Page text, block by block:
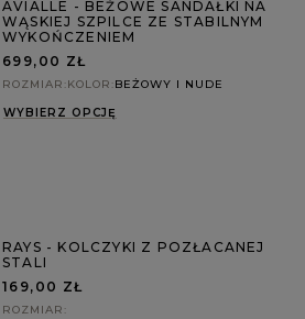
AVIALLE - BEŻOWE SANDAŁKI NA
WĄSKIEJ SZPILCE ZE STABILNYM
WYKOŃCZENIEM
699,00 ZŁ
ROZMIAR KOLOR BEŻOWY I NUDE
WYBIERZ OPCJĘ
RAYS - KOLCZYKI Z POZŁACANEJ
STALI
169,00 ZŁ
ROZMIAR